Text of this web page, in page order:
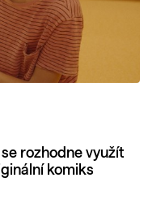
rozhodne využít
komiks